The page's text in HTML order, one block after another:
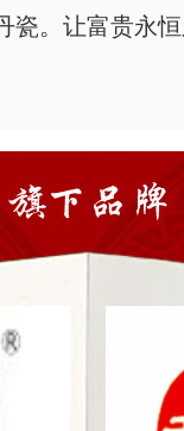
瓷。让富贵永